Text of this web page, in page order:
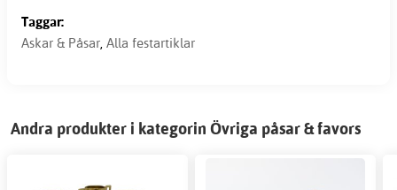
Taggar:
Askar & Påsar, Alla festartiklar
Andra produkter i kategorin Övriga påsar & favors